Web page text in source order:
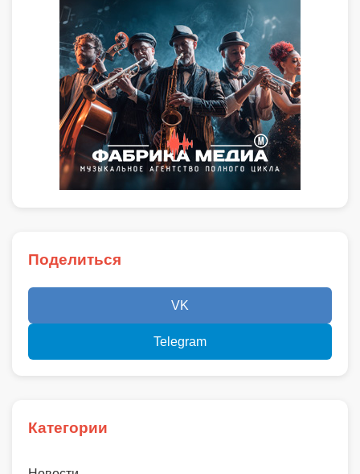
Поделиться
VK
Telegram
Категории